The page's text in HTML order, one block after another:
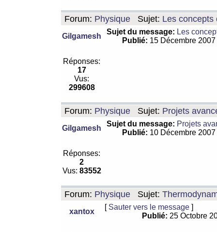
Forum: Physique Sujet: Les concepts
Gilgamesh
Sujet du message: Les
Publié: 15 Décembre
Réponses:
17
Vus:
299608
Forum: Physique Sujet: Projets
Gilgamesh
Sujet du message: Projets
Publié: 10 Décembre
Réponses:
2
Vus: 83552
Forum: Physique Sujet:
xantox
[ Sauter vers le message ]
Publié: 25 Octobre